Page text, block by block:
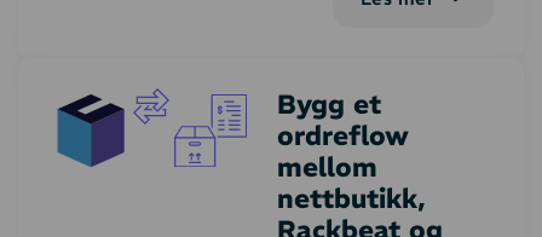
oppdatering av
ordrestatus til
nettbutikken.
Lagersystemet er
styrende for
Bygg et
ordreflow
mellom
nettbutikk,